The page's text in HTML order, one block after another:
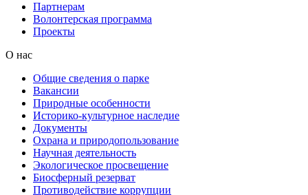
Партнерам
Волонтерская программа
Проекты
О нас
Общие сведения о парке
Вакансии
Природные особенности
Историко-культурное наследие
Документы
Охрана и природопользование
Научная деятельность
Экологическое просвещение
Биосферный резерват
Противодействие коррупции